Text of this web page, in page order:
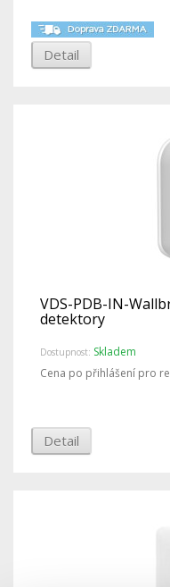
Detail
VDS-PDB-IN-
detektory
Dostupnost: Skladem
Cena po přihlášení pro
Detail